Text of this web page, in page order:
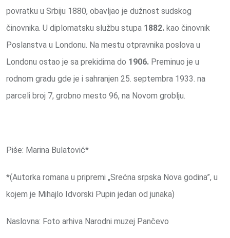
povratku u Srbiju 1880, obavljao je dužnost sudskog
činovnika. U diplomatsku službu stupa 1882. kao činovnik
Poslanstva u Londonu. Na mestu otpravnika poslova u
Londonu ostao je sa prekidima do 1906. Preminuo je u
rodnom gradu gde je i sahranjen 25. septembra 1933. na
parceli broj 7, grobno mesto 96, na Novom groblju.
Piše: Marina Bulatović*
*(Autorka romana u pripremi „Srećna srpska Nova godina”, u
kojem je Mihajlo Idvorski Pupin jedan od junaka)
Naslovna: Foto arhiva Narodni muzej Pančevo